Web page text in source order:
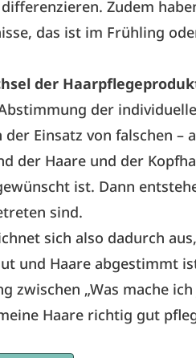
Zudem
das ist im Frühling
der
der
Einsatz von falschen –
der Haare und der
ist. Dann
sind.
sich also dadurch
und Haare abgestimmt
zwischen „Was mache ich
Haare richtig gut